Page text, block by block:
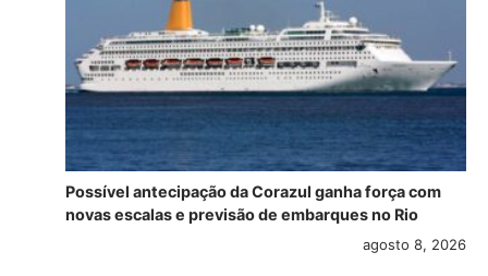
Possível antecipação da Corazul ganha força com
novas escalas e previsão de embarques no Rio
agosto 8, 2026